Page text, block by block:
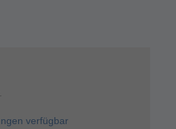
verfügbar